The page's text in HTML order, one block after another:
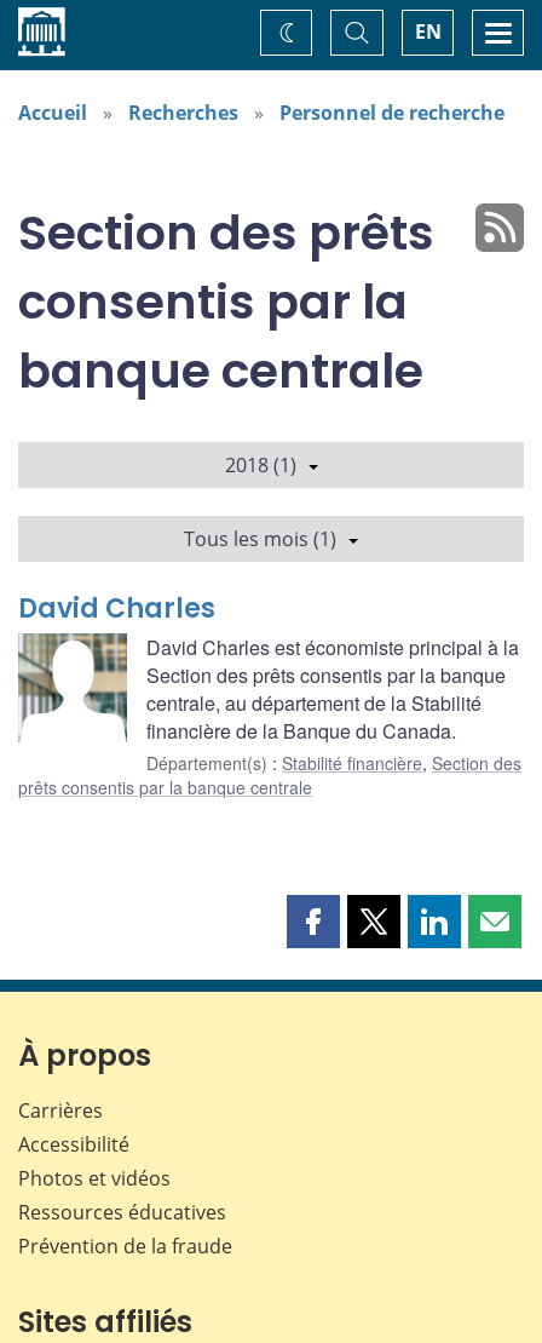
Accueil EN
Basculer
la
recherche
Changez
de
thème
Accueil Recherches Personnel de recherche
Section des prêts
consentis par la
banque centrale
2018 (1)
Tous les mois (1)
David Charles
David Charles est économiste principal à la
Section des prêts consentis par la banque
centrale, au département de la Stabilité
financière de la Banque du Canada.
Département(s) : Stabilité financière, Section des
prêts consentis par la banque centrale
Partager
page
Partager
page
Partager
page page
À propos
Carrières
Accessibilité
Photos et vidéos
Ressources éducatives
Prévention de la fraude
Sites affiliés